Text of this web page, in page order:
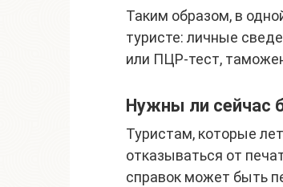
Таким образом, в
туристе: личные
или ПЦР-тест,
Нужны ли сейчас
Туристам, которые
отказываться от
справок может быть